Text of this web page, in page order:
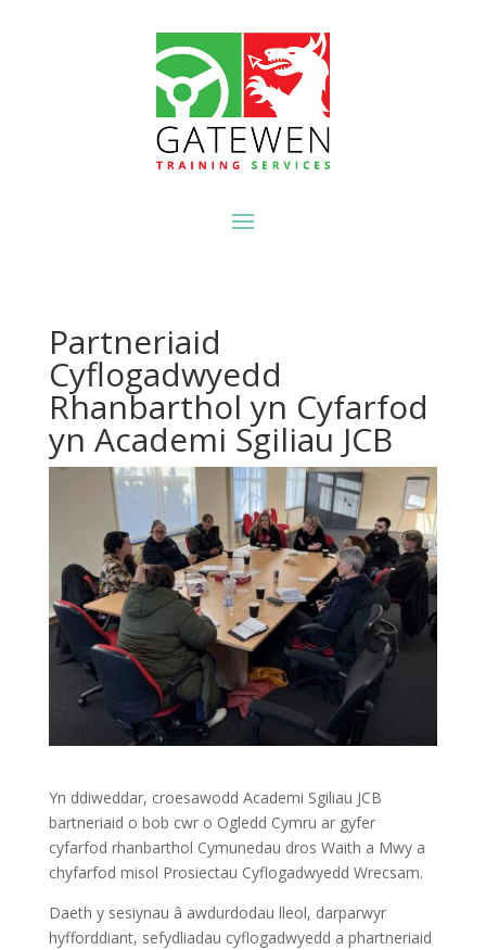
Partneriaid
Cyflogadwyedd
Rhanbarthol yn Cyfarfod
yn Academi Sgiliau JCB
Yn ddiweddar, croesawodd Academi Sgiliau JCB
bartneriaid o bob cwr o Ogledd Cymru ar gyfer
cyfarfod rhanbarthol Cymunedau dros Waith a Mwy a
chyfarfod misol Prosiectau Cyflogadwyedd Wrecsam.
Daeth y sesiynau â awdurdodau lleol, darparwyr
hyfforddiant, sefydliadau cyflogadwyedd a phartneriaid